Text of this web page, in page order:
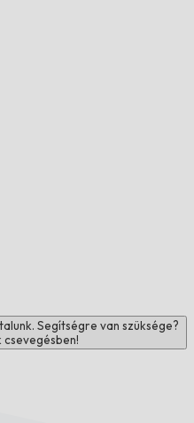
Segítségre van szüksége?
csevegésben!